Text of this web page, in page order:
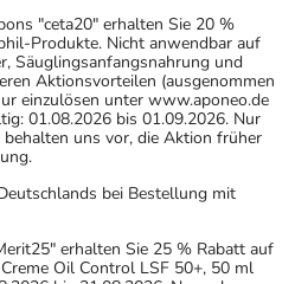
"ceta20" erhalten Sie 20 %
Produkte. Nicht anwendbar auf
Säuglingsanfangsnahrung und
Aktionsvorteilen (ausgenommen
einzulösen unter www.aponeo.de
01.08.2026 bis 01.09.2026. Nur
uns vor, die Aktion früher
bei Bestellung mit
erhalten Sie 25 % Rabatt auf
Oil Control LSF 50+, 50 ml